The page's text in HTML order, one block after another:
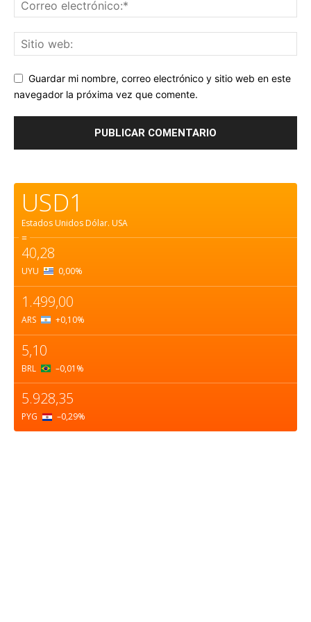
Guardar mi nombre, correo electrónico y sitio web en este
navegador la próxima vez que comente.
USD1
Estados Unidos Dólar. USA
=
40,28
UYU 0,00%
1.499,00
ARS +0,10%
5,10
BRL –0,01 %
5.928,35
PYG –0,29%